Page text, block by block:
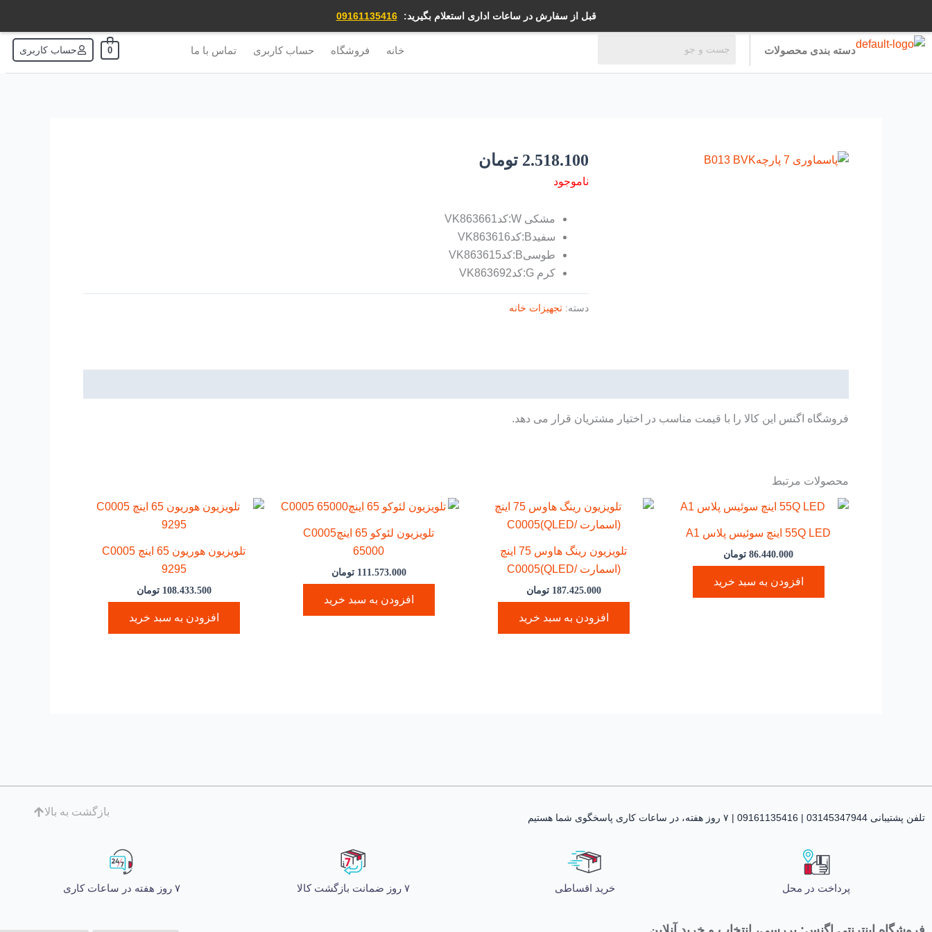
قبل از سفارش در ساعات اداری استعلام بگیرید: 09161135416
محتوا
دسته بندی محصولات خانه فروشگاه حساب کاربری تماس با ما 0 حساب کاربری
2.518.100 تومان
ناموجود
مشکی W:کدVK863661
سفیدB:کدVK863616
طوسیB:کدVK863615
کرم G:کدVK863692
دسته:تجهیزات خانه
فروشگاه اگنس این کالا را با قیمت مناسب در اختیار مشتریان قرار می دهد.
محصولات مرتبط
55Q LED اینچ سوئیس پلاس A1
86.440.000 تومان
افزودن به سبد خرید
تلویزیون رینگ هاوس 75 اینچ
(اسمارت /QLED)C0005
187.425.000 تومان
افزودن به سبد خرید
تلویزیون لئوکو 65 اینچC0005
65000
111.573.000 تومان
افزودن به سبد خرید
تلویزیون هوریون 65 اینچ C0005
9295
108.433.500 تومان
افزودن به سبد خرید
تلفن پشتیبانی 03145347944 | 09161135416 | ۷ روز هفته، در ساعات کاری پاسخگوی شما هستیم
بازگشت به بالا
پرداخت در محل خرید اقساطی ۷ روز ضمانت بازگشت کالا ۷ روز هفته در ساعات کاری